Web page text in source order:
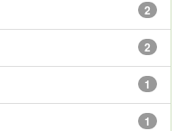
2
2
1
1